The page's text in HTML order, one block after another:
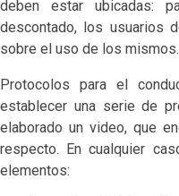
deben estar ubicadas:
descontado, los usuarios
sobre el uso de los mismos.
Protocolos para el
establecer una serie de
elaborado un video, que
respecto. En cualquier
elementos: